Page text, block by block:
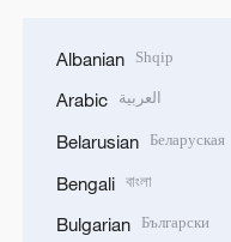
Albanian Shqip
Arabic العربية
Belarusian Беларуская
Bengali বাংলা
Bulgarian Български